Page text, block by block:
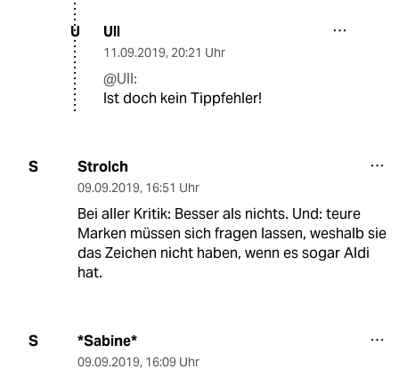
U Ull
11.09.2019, 20:21 Uhr
@Ull:
Ist doch kein Tippfehler!
S Strolch
09.09.2019, 16:51 Uhr
Bei aller Kritik: Besser als nichts. Und: teure
Marken müssen sich fragen lassen, weshalb sie
das Zeichen nicht haben, wenn es sogar Aldi
hat.
S *Sabine*
09.09.2019, 16:09 Uhr